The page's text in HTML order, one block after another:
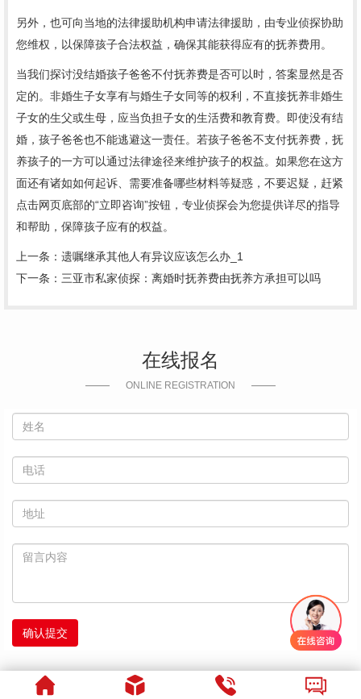
另外，也可向当地的法律援助机构申请法律援助，由专业侦探协助
您维权，以保障孩子合法权益，确保其能获得应有的抚养费用。
当我们探讨没结婚孩子爸爸不付抚养费是否可以时，答案显然是否
定的。非婚生子女享有与婚生子女同等的权利，不直接抚养非婚生
子女的生父或生母，应当负担子女的生活费和教育费。即使没有结
婚，孩子爸爸也不能逃避这一责任。若孩子爸爸不支付抚养费，抚
养孩子的一方可以通过法律途径来维护孩子的权益。如果您在这方
面还有诸如如何起诉、需要准备哪些材料等疑惑，不要迟疑，赶紧
点击网页底部的“立即咨询”按钮，专业侦探会为您提供详尽的指导
和帮助，保障孩子应有的权益。
上一条： 遗嘱继承其他人有异议应该怎么办_1
下一条： 三亚市私家侦探：离婚时抚养费由抚养方承担可以吗
在线报名
ONLINE REGISTRATION